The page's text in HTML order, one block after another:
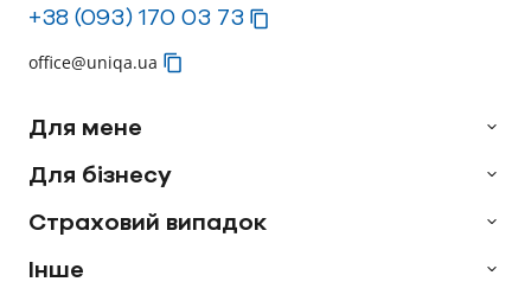
+38 (093) 170 03 73
office@uniqa.ua
Для мене
Для бізнесу
Страховий випадок
Інше